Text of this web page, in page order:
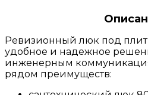
Ревизионный люк под
удобное и надежное
инженерным
рядом преимуществ: